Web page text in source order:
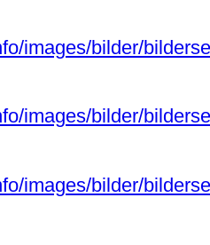
images/bilder/
images/bilder/
images/bilder/